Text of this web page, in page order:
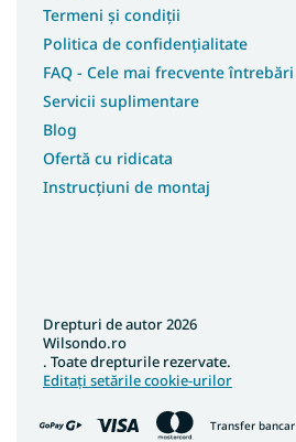
Termeni și condiții
Politica de confidențialitate
FAQ - Cele mai frecvente întrebări
Servicii suplimentare
Blog
Ofertă cu ridicata
Instrucțiuni de montaj
Transfer bancar
Drepturi de autor 2026
Wilsondo.ro
. Toate drepturile rezervate.
Editați setările cookie-urilor